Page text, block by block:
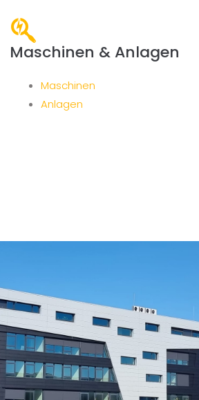
Maschinen & Anlagen
Maschinen
Anlagen